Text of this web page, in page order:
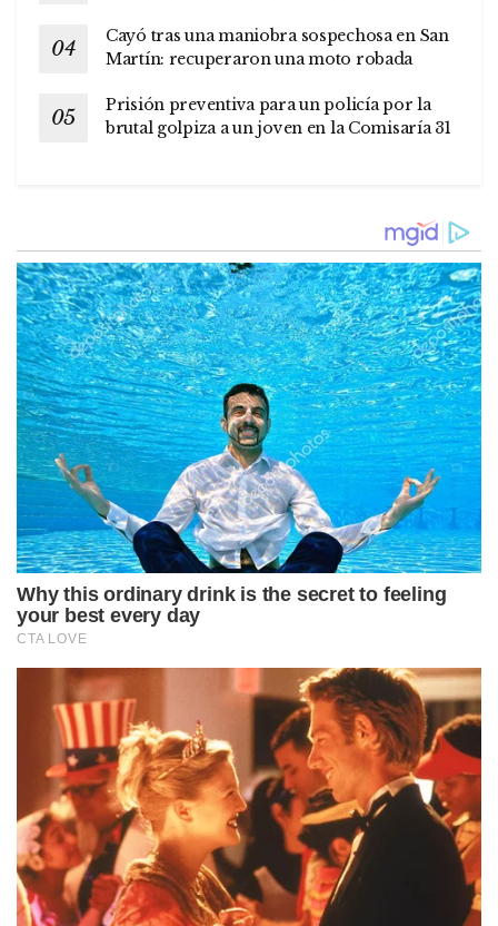
Cayó tras una maniobra sospechosa en San
Martín: recuperaron una moto robada
Prisión preventiva para un policía por la
brutal golpiza a un joven en la Comisaría 31